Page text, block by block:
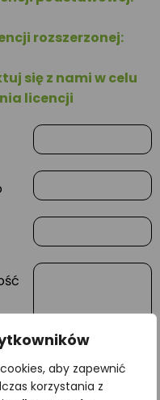
aby zapewnić
korzystania z
rozszerzonej:
się z nami w celu
licencji